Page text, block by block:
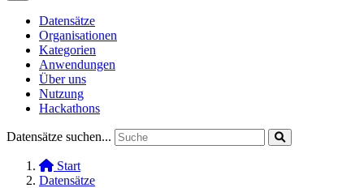
Datensätze
Organisationen
Kategorien
Anwendungen
Über uns
Nutzung
Hackathons
Datensätze suchen...
Start
Datensätze